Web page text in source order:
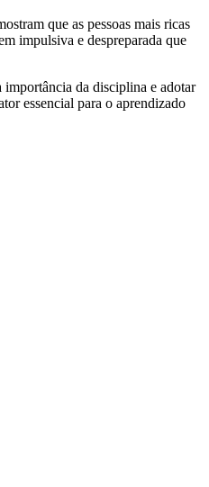
que as pessoas mais ricas
impulsiva e despreparada que
importância da disciplina e adotar
essencial para o aprendizado